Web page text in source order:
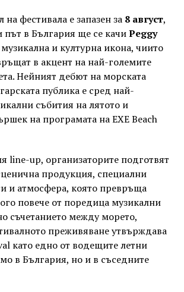
фестивала е запазен за 8 август,
път в България ще се качиPeggy
и културна икона, чиито
в акцент на най-големите
Нейният дебют на морската
публика е сред най-
събития на лятото и
на програмата на EXE Beach
line-up, организаторите подготвят
продукция, специални
и атмосфера, която превръща
повече от поредица музикални
съчетанието между морето,
преживяване утвърждава
като едно от водещите летни
в България, но и в съседните